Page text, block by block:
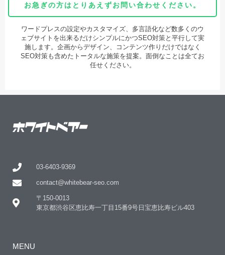
お急ぎの方はとりあえずお問い合わせください。
ワードプレスの設定やカスタマイズ、多言語化など数多くのウ
ェブサイトを出来るだけシンプルにかつSEO対策と平行して実
施します。企画からデザイン、コンテンツ作りだけではなく
SEO対策も含めたトータルな施策を提案。面倒なことは全てお
任せください。
03-6403-9369
contact@whitebear-seo.com
〒150-0013
東京都渋谷区恵比寿一丁目15番9号日宝恵比寿ビル403
MENU